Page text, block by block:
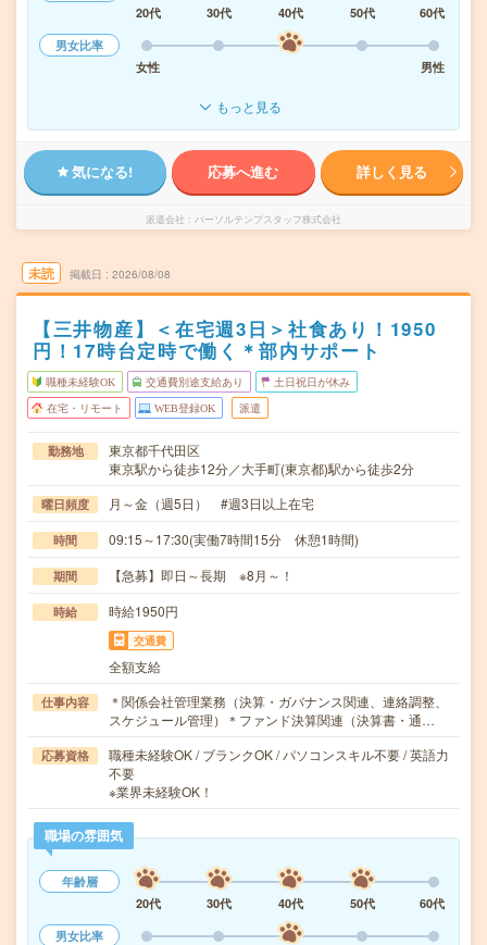
20代
30代 40代 50代
60代
男女比率
女性
男性
もっと見る
気になる! 応募へ進む 詳しく見る
派遣会社 パーソルテンプスタッフ株式会社
未読 掲載日 2026/08/08
【三井物産】＜在宅週3日＞社食あり！1950
円！17時台定時で働く＊部内サポート
職種未経験OK 交通費別途支給あり 土日祝日が休み
在宅・リモート WEB登録OK 派遣
勤務地
東京都千代田区
東京駅から徒歩12分／大手町(東京都)駅から徒歩2分
曜日頻度 月～金（週5日） #週3日以上在宅
時間 09:15～17:30(実働7時間15分 休憩1時間)
期間 【急募】即日～長期 ※8月～！
時給 時給1950円
交通費
全額支給
仕事内容
＊関係会社管理業務（決算・ガバナンス関連、連絡調整、
スケジュール管理）＊ファンド決算関連（決算書・通…
応募資格
職種未経験OK / ブランクOK / パソコンスキル不要 / 英語力
不要
※業界未経験OK！
職場の雰囲気
年齢層
20代
30代 40代 50代
60代
男女比率